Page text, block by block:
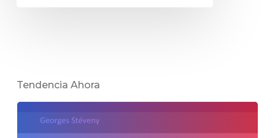
Tendencia Ahora